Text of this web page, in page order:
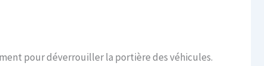
pour déverrouiller la portière des véhicules.